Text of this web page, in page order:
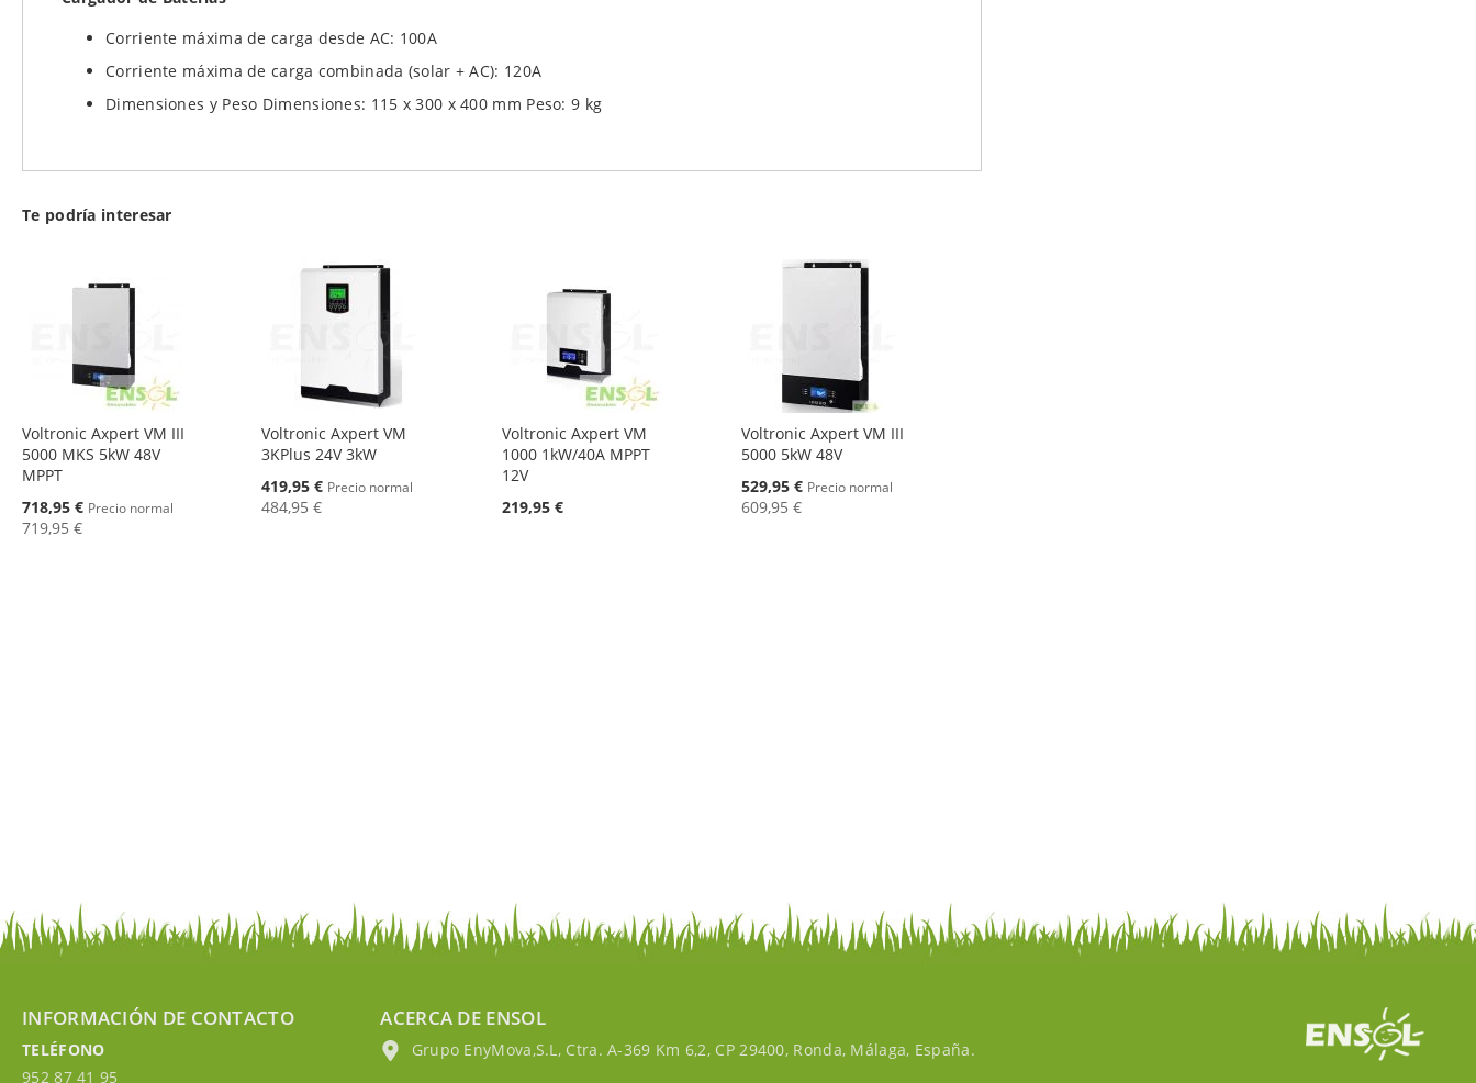
Corriente máxima de carga desde AC: 100A
Corriente máxima de carga combinada (solar + AC): 120A
Dimensiones y Peso Dimensiones: 115 x 300 x 400 mm Peso: 9 kg
Te podría interesar
Voltronic Axpert VM III
5000 MKS 5kW 48V
MPPT
Oferta
718,95 € Precio normal
719,95 €
Voltronic Axpert VM
3KPlus 24V 3kW
Oferta
419,95 € Precio normal
484,95 €
Voltronic Axpert VM
1000 1kW/40A MPPT
12V
219,95 €
Voltronic Axpert VM III
5000 5kW 48V
Oferta
529,95 € Precio normal
609,95 €
INFORMACIÓN DE CONTACTO
TELÉFONO
952 87 41 95
ACERCA DE ENSOL
Grupo EnyMova,S.L, Ctra. A-369 Km 6,2, CP 29400, Ronda, Málaga, España.